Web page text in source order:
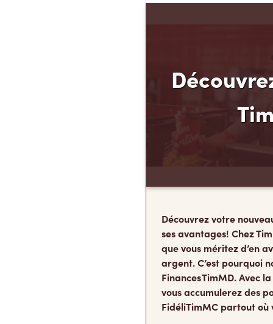
Découvrez votre
ses avantages! Chez
que vous méritez d’en
argent. C’est pourquoi
Finances TimMD. Avec
vous accumulerez des
FidéliTimMC partout où